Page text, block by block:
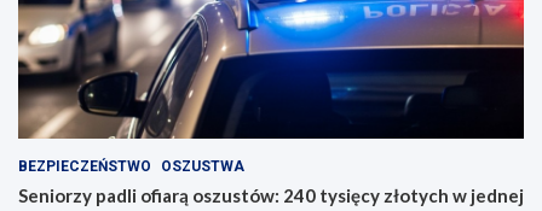
BEZPIECZEŃSTWO OSZUSTWA
Seniorzy padli ofiarą oszustów: 240 tysięcy złotych w jednej